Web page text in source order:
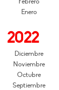
Enero
2022
Diciembre
Noviembre
Octubre
Septiembre